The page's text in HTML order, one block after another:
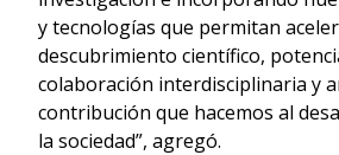
y tecnologías que permitan
descubrimiento científico,
colaboración interdisciplinaria y
contribución que hacemos al
la sociedad”, agregó.